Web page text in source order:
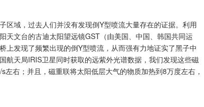
区域，过去人们并没有发现倒Y型喷流大量存在的证据。利用
文台的古迪太阳望远镜GST（由美国、中国、韩国共同运
上发现了频繁出现的倒Y型喷流，从而强有力地证实了黑子中
航天局IRIS卫星同时获取的远紫外光谱数据，我们发现这些磁
右；并且，磁重联将太阳低层大气的物质加热到8万度左右，